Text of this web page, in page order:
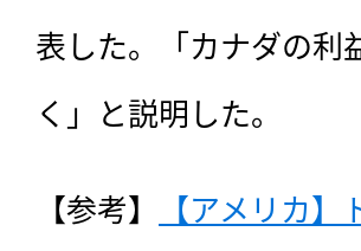
表した。「カナダの利
く」と説明した。
【参考】
【アメリカ